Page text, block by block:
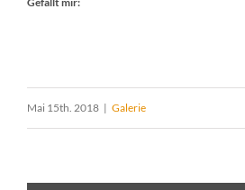
Mai 15th. 2018 | Galerie